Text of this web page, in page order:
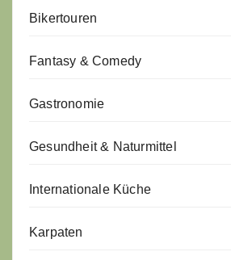
Bikertouren
Fantasy & Comedy
Gastronomie
Gesundheit & Naturmittel
Internationale Küche
Karpaten